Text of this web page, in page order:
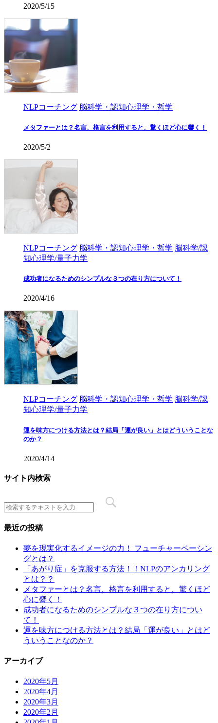
2020/5/15
NLPコーチング 脳科学・認知心理学・哲学
メタファーとは？名言、格言を利用すると、驚くほど心に響く！
2020/5/2
NLPコーチング 脳科学・認知心理学・哲学 脳科学/認
知心理学/量子力学
成功者になるためのシンプルな３つの在り方について！
2020/4/16
NLPコーチング 脳科学・認知心理学・哲学 脳科学/認
知心理学/量子力学
運を味方につける方法とは？結局「運が良い」とはどういうことな
のか？
2020/4/14
サイト内検索
最近の投稿
夢を現実化するイメージの力！ フューチャーペーシン
グとは？
「あがり症」を克服する方法！！NLPのアンカリング
とは？？
メタファーとは？名言、格言を利用すると、驚くほど
心に響く！
成功者になるためのシンプルな３つの在り方につい
て！
運を味方につける方法とは？結局「運が良い」とはど
ういうことなのか？
アーカイブ
2020年5月
2020年4月
2020年3月
2020年2月